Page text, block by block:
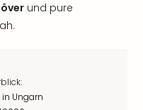
und pure
in Ungarn